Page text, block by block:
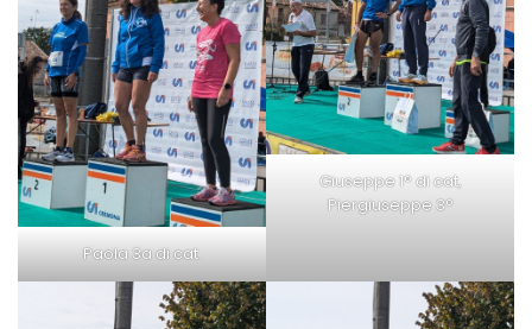
Paola 3a di cat.
Giuseppe 1° di cat,
Piergiuseppe 3°